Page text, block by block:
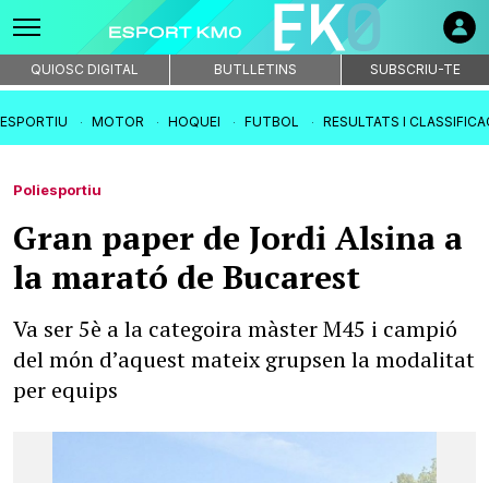
QUIOSC DIGITAL BUTLLETINS SUBSCRIU-TE
MOTOR HOQUEI FUTBOL RESULTATS I
Poliesportiu
Gran paper de Jordi Alsina a
la marató de Bucarest
Va ser 5è a la categoira màster M45 i campió
del món d’aquest mateix grupsen la modalitat
per equips